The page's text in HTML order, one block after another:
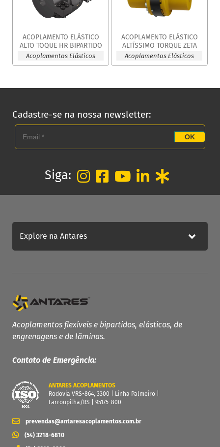
ACOPLAMENTO ELÁSTICO
ALTO TOQUE HR BIPARTIDO
Acoplamentos Elásticos
ACOPLAMENTO ELÁSTICO
ALTÍSSIMO TORQUE ZETA
Acoplamentos Elásticos
Cadastre-se na nossa newsletter:
OK
Siga:
Acoplamentos flexíveis e bipartidos, elásticos, de
engrenagens e de lâminas.
Contato de Emergência:
ANTARES ACOPLAMENTOS
Rodovia VRS-864, 3300 | Linha Palmeiro |
Farroupilha/RS | 95175-800
prevendas@antaresacoplamentos.com.br
(54) 3218-6810
Explore na Antares
PRODUTOS ANTARES
Linha Completa
Acoplamentos Flexíveis
Acoplamentos Elásticos
Acoplamento de Lâminas
Contra Recuos
MAIS
Garantia
Catálogo
Dimensione seu acoplamento